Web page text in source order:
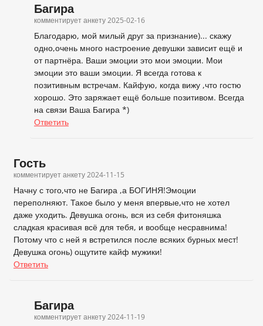
Багира
комментирует анкету2025-02-16
Благодарю, мой милый друг за признание)... скажу
одно,очень много настроение девушки зависит ещё и
от партнёра. Ваши эмоции это мои эмоции. Мои
эмоции это ваши эмоции. Я всегда готова к
позитивным встречам. Кайфую, когда вижу ,что гостю
хорошо. Это заряжает ещё больше позитивом. Всегда
на связи Ваша Багира *)
Ответить
Гость
комментирует анкету2024-11-15
Начну с того,что не Багира ,а БОГИНЯ!Эмоции
переполняют. Такое было у меня впервые,что не хотел
даже уходить. Девушка огонь, вся из себя фитоняшка
сладкая красивая всё для тебя, и вообще несравнима!
Потому что с ней я встретился после всяких бурных мест!
Девушка огонь) ощутите кайф мужики!
Ответить
Багира
комментирует анкету2024-11-19